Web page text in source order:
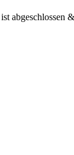
abgeschlossen